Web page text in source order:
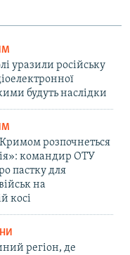
уразили російську
будуть наслідки
розпочнеться
командир ОТУ
пастку для
на
косі
регіон, де